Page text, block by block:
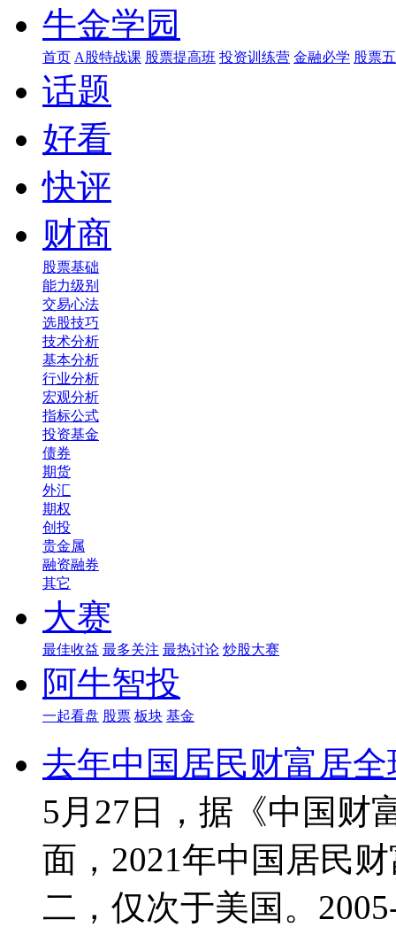
牛金学园
首页 A股特战课 股票提高班 投资训练营 金融必学 股票
话题
好看
快评
财商
股票基础
能力级别
交易心法
选股技巧
技术分析
基本分析
行业分析
宏观分析
指标公式
投资基金
债券
期货
外汇
期权
创投
贵金属
融资融券
其它
大赛
最佳收益 最多关注 最热讨论 炒股大赛
阿牛智投
一起看盘 股票 板块 基金
去年中国居民财富居
5月27日，据《中国财
面，2021年中国居民
二，仅次于美国。